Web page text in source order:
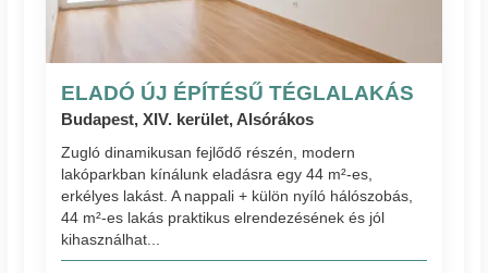
ELADÓ ÚJ ÉPÍTÉSŰ TÉGLALAKÁS
Budapest, XIV. kerület, Alsórákos
Zugló dinamikusan fejlődő részén, modern
lakóparkban kínálunk eladásra egy 44 m²-es,
erkélyes lakást. A nappali + külön nyíló hálószobás,
44 m²-es lakás praktikus elrendezésének és jól
kihasználhat...